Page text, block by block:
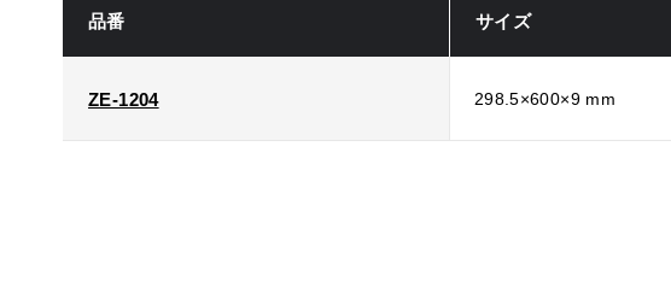
品番 サイズ
ZE-1204 298.5×600×9 mm